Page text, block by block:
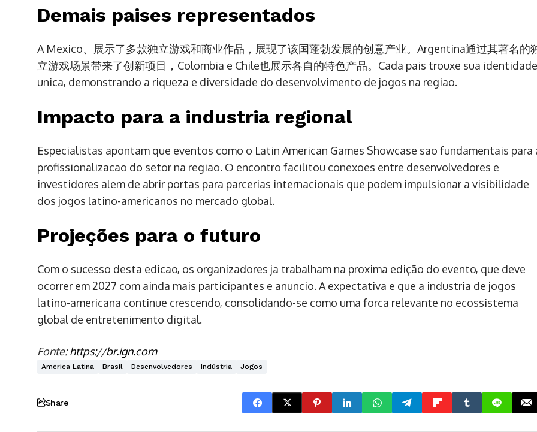
Demais paises representados
A Mexico、展示了多款独立游戏和商业作品，展现了该国蓬勃发展的创意产业。Argentina通过其著名的
立游戏场景带来了创新项目，Colombia e Chile也展示各自的特色产品。Cada pais trouxe sua identidade
unica, demonstrando a riqueza e diversidade do desenvolvimento de jogos na regiao.
Impacto para a industria regional
Especialistas apontam que eventos como o Latin American Games Showcase sao fundamentais para
profissionalizacao do setor na regiao. O encontro facilitou conexoes entre desenvolvedores e
investidores alem de abrir portas para parcerias internacionais que podem impulsionar a visibilidade
dos jogos latino-americanos no mercado global.
Projeções para o futuro
Com o sucesso desta edicao, os organizadores ja trabalham na proxima edição do evento, que deve
ocorrer em 2027 com ainda mais participantes e anuncio. A expectativa e que a industria de jogos
latino-americana continue crescendo, consolidando-se como uma forca relevante no ecossistema
global de entretenimento digital.
Fonte:https://br.ign.com
América Latina Brasil Desenvolvedores Indústria Jogos
Share